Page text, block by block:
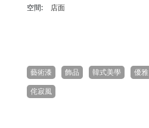
空間:
店面
藝術漆 飾品 韓式美學 優雅
侘寂風